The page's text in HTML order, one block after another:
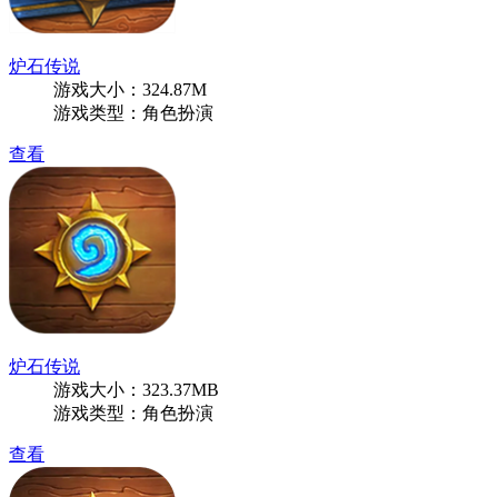
炉石传说
游戏大小：324.87M
游戏类型：角色扮演
查看
炉石传说
游戏大小：323.37MB
游戏类型：角色扮演
查看